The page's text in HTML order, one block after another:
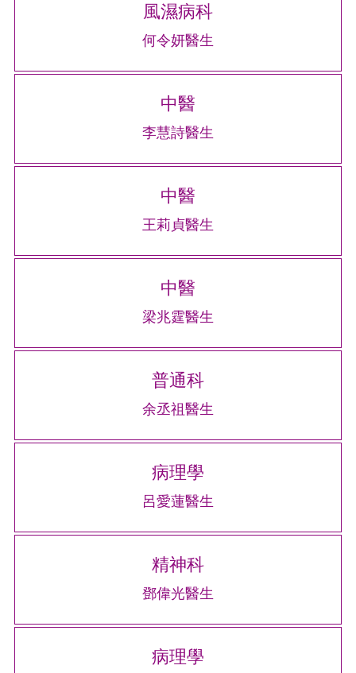
風濕病科
何令妍醫生
中醫
李慧詩醫生
中醫
王莉貞醫生
中醫
梁兆霆醫生
普通科
余丞祖醫生
病理學
呂愛蓮醫生
精神科
鄧偉光醫生
病理學